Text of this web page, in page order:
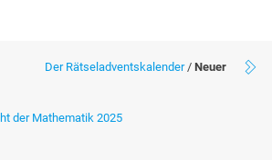
Der Rätseladventskalender/ Neuer
der Mathematik 2025